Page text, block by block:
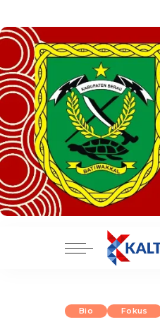
Bio Fokus